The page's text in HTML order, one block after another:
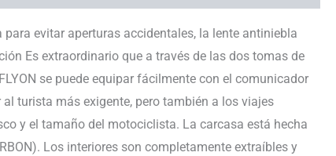
evitar aperturas accidentales, la lente antiniebla
Es extraordinario que a través de las dos tomas de
se puede equipar fácilmente con el comunicador
turista más exigente, pero también a los viajes
y el tamaño del motociclista. La carcasa está hecha
Los interiores son completamente extraíbles y